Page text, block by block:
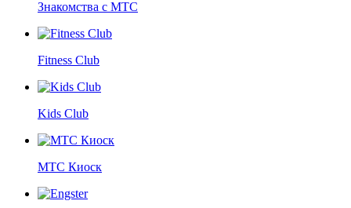
Знакомства с МТС
Fitness Club
Kids Club
МТС Киоск